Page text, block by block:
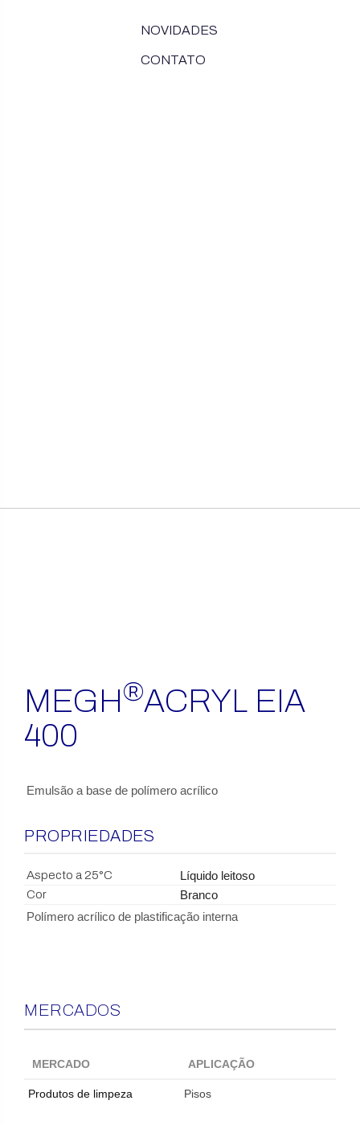
NOVIDADES
CONTATO
MEGH®ACRYL EIA
400
Emulsão a base de polímero acrílico
PROPRIEDADES
Aspecto a 25°C Líquido leitoso
Cor
Branco
Polímero acrílico de plastificação interna
MERCADOS
MERCADO APLICAÇÃO
Produtos de limpeza Pisos